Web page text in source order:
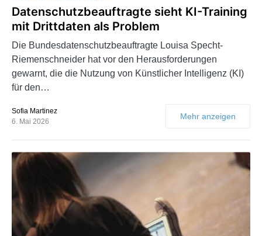
Datenschutzbeauftragte sieht KI-Training
mit Drittdaten als Problem
Die Bundesdatenschutzbeauftragte Louisa Specht-
Riemenschneider hat vor den Herausforderungen
gewarnt, die die Nutzung von Künstlicher Intelligenz (KI)
für den…
Sofia Martinez
6. Mai 2026
Mehr anzeigen